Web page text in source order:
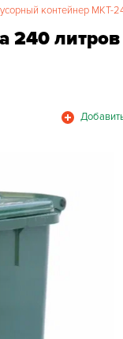
контейнер МКТ-
240